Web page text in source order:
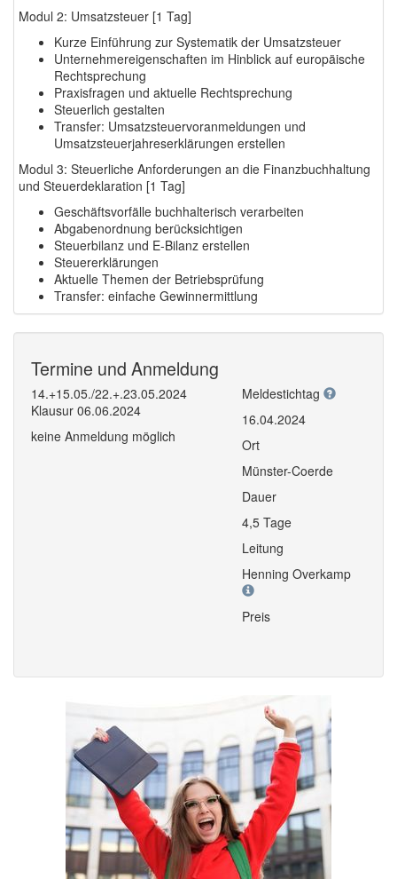
Modul 2: Umsatzsteuer [1 Tag]
Kurze Einführung zur Systematik der Umsatzsteuer
Unternehmereigenschaften im Hinblick auf europäische
Rechtsprechung
Praxisfragen und aktuelle Rechtsprechung
Steuerlich gestalten
Transfer: Umsatzsteuervoranmeldungen und
Umsatzsteuerjahreserklärungen erstellen
Modul 3: Steuerliche Anforderungen an die Finanzbuchhaltung
und Steuerdeklaration [1 Tag]
Geschäftsvorfälle buchhalterisch verarbeiten
Abgabenordnung berücksichtigen
Steuerbilanz und E-Bilanz erstellen
Steuererklärungen
Aktuelle Themen der Betriebsprüfung
Transfer: einfache Gewinnermittlung
Termine und Anmeldung
14.+15.05./22.+.23.05.2024
Klausur 06.06.2024
keine Anmeldung möglich
Meldestichtag
16.04.2024
Ort
Münster-Coerde
Dauer
4,5 Tage
Leitung
Henning Overkamp
Preis